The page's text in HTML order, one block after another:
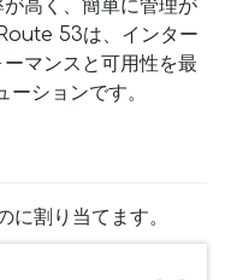
高く、簡単に管理が
53は、インター
マンスと可用性を最
ションです。
割り当てます。